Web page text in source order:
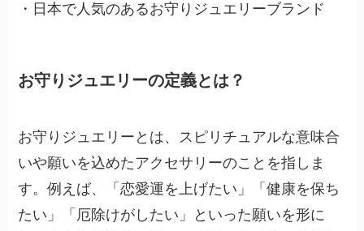
・日本で人気のあるお守りジュエリーブランド
お守りジュエリーの定義とは？
お守りジュエリーとは、スピリチュアルな意味合
いや願いを込めたアクセサリーのことを指しま
す。例えば、「恋愛運を上げたい」「健康を保ち
たい」「厄除けがしたい」といった願いを形に